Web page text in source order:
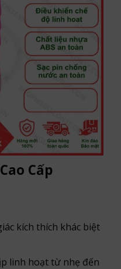
Cấp
kích thích khác biệt
linh hoạt từ nhẹ đến